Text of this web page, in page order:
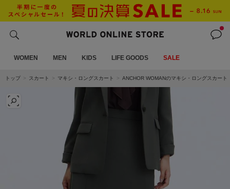
WOMEN MEN KIDS LIFE GOODS SALE
トップ スカート マキシ・ロングスカート ANCHOR WOMANのマキシ・ロングスカート